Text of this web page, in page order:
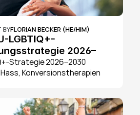
BYFLORIAN BECKER (HE/HIM)
LGBTIQ+-
2026–
frei sein
Strategie 2026–2030
Konversionstherapien
queerfeindlichen